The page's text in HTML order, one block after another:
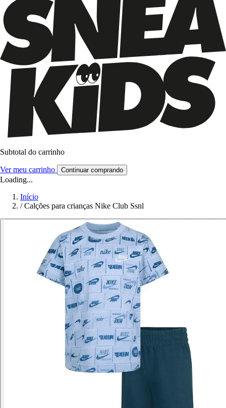
Subtotal do carrinho
Ver meu carrinho Continuar comprando
Loading...
Início
/ Calções para crianças Nike Club Ssnl